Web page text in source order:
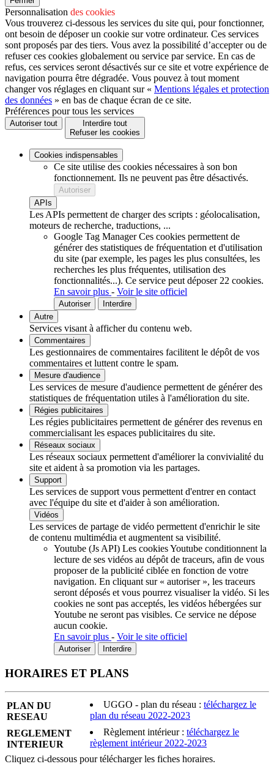
Personnalisation des cookies
Vous trouverez ci-dessous les services du site qui, pour fonctionner,
ont besoin de déposer un cookie sur votre ordinateur. Ces services
sont proposés par des tiers. Vous avez la possibilité d’accepter ou de
refuser ces cookies globalement ou service par service. En cas de
refus, ces services seront désactivés sur ce site et votre expérience de
navigation pourra être dégradée. Vous pouvez à tout moment
changer vos réglages en cliquant sur « Mentions légales et protection
des données » en bas de chaque écran de ce site.
Préférences pour tous les services
Autoriser tout
Interdire tout
Refuser les cookies
Cookies indispensables
Ce site utilise des cookies nécessaires à son bon
fonctionnement. Ils ne peuvent pas être désactivés.
Autoriser
APIs
Les APIs permettent de charger des scripts : géolocalisation,
moteurs de recherche, traductions, ...
Google Tag Manager Ces cookies permettent de
générer des statistiques de fréquentation et d'utilisation
du site (par exemple, les pages les plus consultées, les
recherches les plus fréquentes, utilisation des
fonctionnalités...). Ce service peut déposer 22 cookies.
En savoir plus - Voir le site officiel
Autoriser
Interdire
Autre
Services visant à afficher du contenu web.
Commentaires
Les gestionnaires de commentaires facilitent le dépôt de vos
commentaires et luttent contre le spam.
Mesure d'audience
Les services de mesure d'audience permettent de générer des
statistiques de fréquentation utiles à l'amélioration du site.
Régies publicitaires
Les régies publicitaires permettent de générer des revenus en
commercialisant les espaces publicitaires du site.
Réseaux sociaux
Les réseaux sociaux permettent d'améliorer la convivialité du
site et aident à sa promotion via les partages.
Support
Les services de support vous permettent d'entrer en contact
avec l'équipe du site et d'aider à son amélioration.
Vidéos
Les services de partage de vidéo permettent d'enrichir le site
de contenu multimédia et augmentent sa visibilité.
Youtube (Js API) Les cookies Youtube conditionnent la
lecture de ses vidéos au dépôt de traceurs, afin de vous
proposer de la publicité ciblée en fonction de votre
navigation. En cliquant sur « autoriser », les traceurs
seront déposés et vous pourrez visualiser la vidéo. Si les
cookies ne sont pas acceptés, les vidéos hébergées sur
Youtube ne seront pas visibles. Ce service ne dépose
aucun cookie.
En savoir plus - Voir le site officiel
Autoriser Interdire
HORAIRES ET PLANS
PLAN DU
RESEAU
UGGO - plan du réseau : téléchargez le
plan du réseau 2022-2023
REGLEMENT
INTERIEUR
Règlement intérieur : téléchargez le
règlement intérieur 2022-2023
Cliquez ci-dessous pour télécharger les fiches horaires.